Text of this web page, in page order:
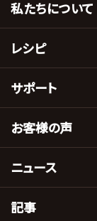
私たちについて
レシピ
サポート
お客様の声
ニュース
記事